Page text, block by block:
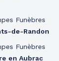
Funèbres
de-Randon
Funèbres
en Aubrac